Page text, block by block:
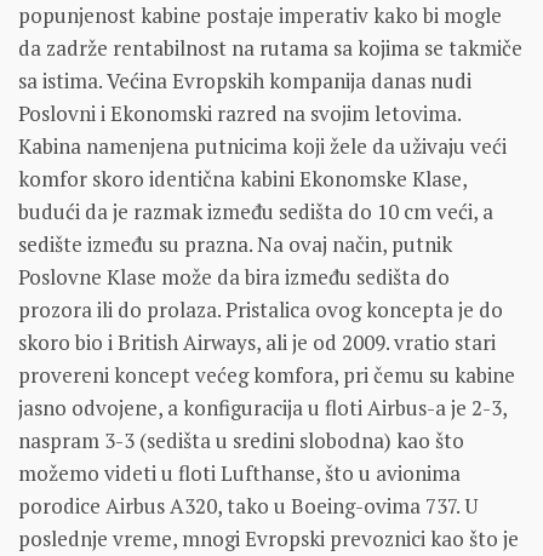
popunjenost kabine postaje imperativ kako bi mogle
da zadrže rentabilnost na rutama sa kojima se takmiče
sa istima. Većina Evropskih kompanija danas nudi
Poslovni i Ekonomski razred na svojim letovima.
Kabina namenjena putnicima koji žele da uživaju veći
komfor skoro identična kabini Ekonomske Klase,
budući da je razmak između sedišta do 10 cm veći, a
sedište između su prazna. Na ovaj način, putnik
Poslovne Klase može da bira između sedišta do
prozora ili do prolaza. Pristalica ovog koncepta je do
skoro bio i British Airways, ali je od 2009. vratio stari
provereni koncept većeg komfora, pri čemu su kabine
jasno odvojene, a konfiguracija u floti Airbus-a je 2-3,
naspram 3-3 (sedišta u sredini slobodna) kao što
možemo videti u floti Lufthanse, što u avionima
porodice Airbus A320, tako u Boeing-ovima 737. U
poslednje vreme, mnogi Evropski prevoznici kao što je